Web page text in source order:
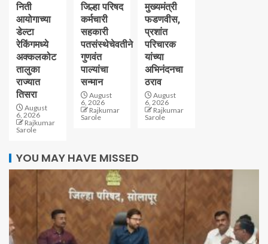
निती
आयोगाच्या
डेल्टा
रेकिंगमध्ये
अक्कलकोट
तालुका
राज्यात
तिसरा
August
6, 2026
Rajkumar
Sarole
जिल्हा परिषद
कर्मचारी
सहकारी
पतसंस्थेचेवतीने
गुणवंत
पाल्यांचा
सन्मान
August
6, 2026
Rajkumar
Sarole
मुख्यमंत्री
फडणवीस,
प्रशांत
परिचारक
यांच्या
अभिनंदनचा
ठराव
August
6, 2026
Rajkumar
Sarole
YOU MAY HAVE MISSED